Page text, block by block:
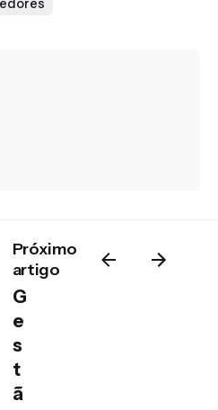
Próximo
artigo
G
e
s
t
ã